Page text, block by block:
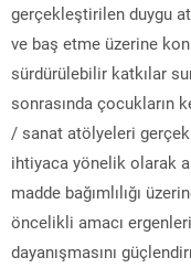
gerçekleştirilen duygu
ve baş etme üzerine
sürdürülebilir katkılar
sonrasında çocukların
/ sanat atölyeleri
ihtiyaca yönelik olarak
madde bağımlılığı
öncelikli amacı
dayanışmasını